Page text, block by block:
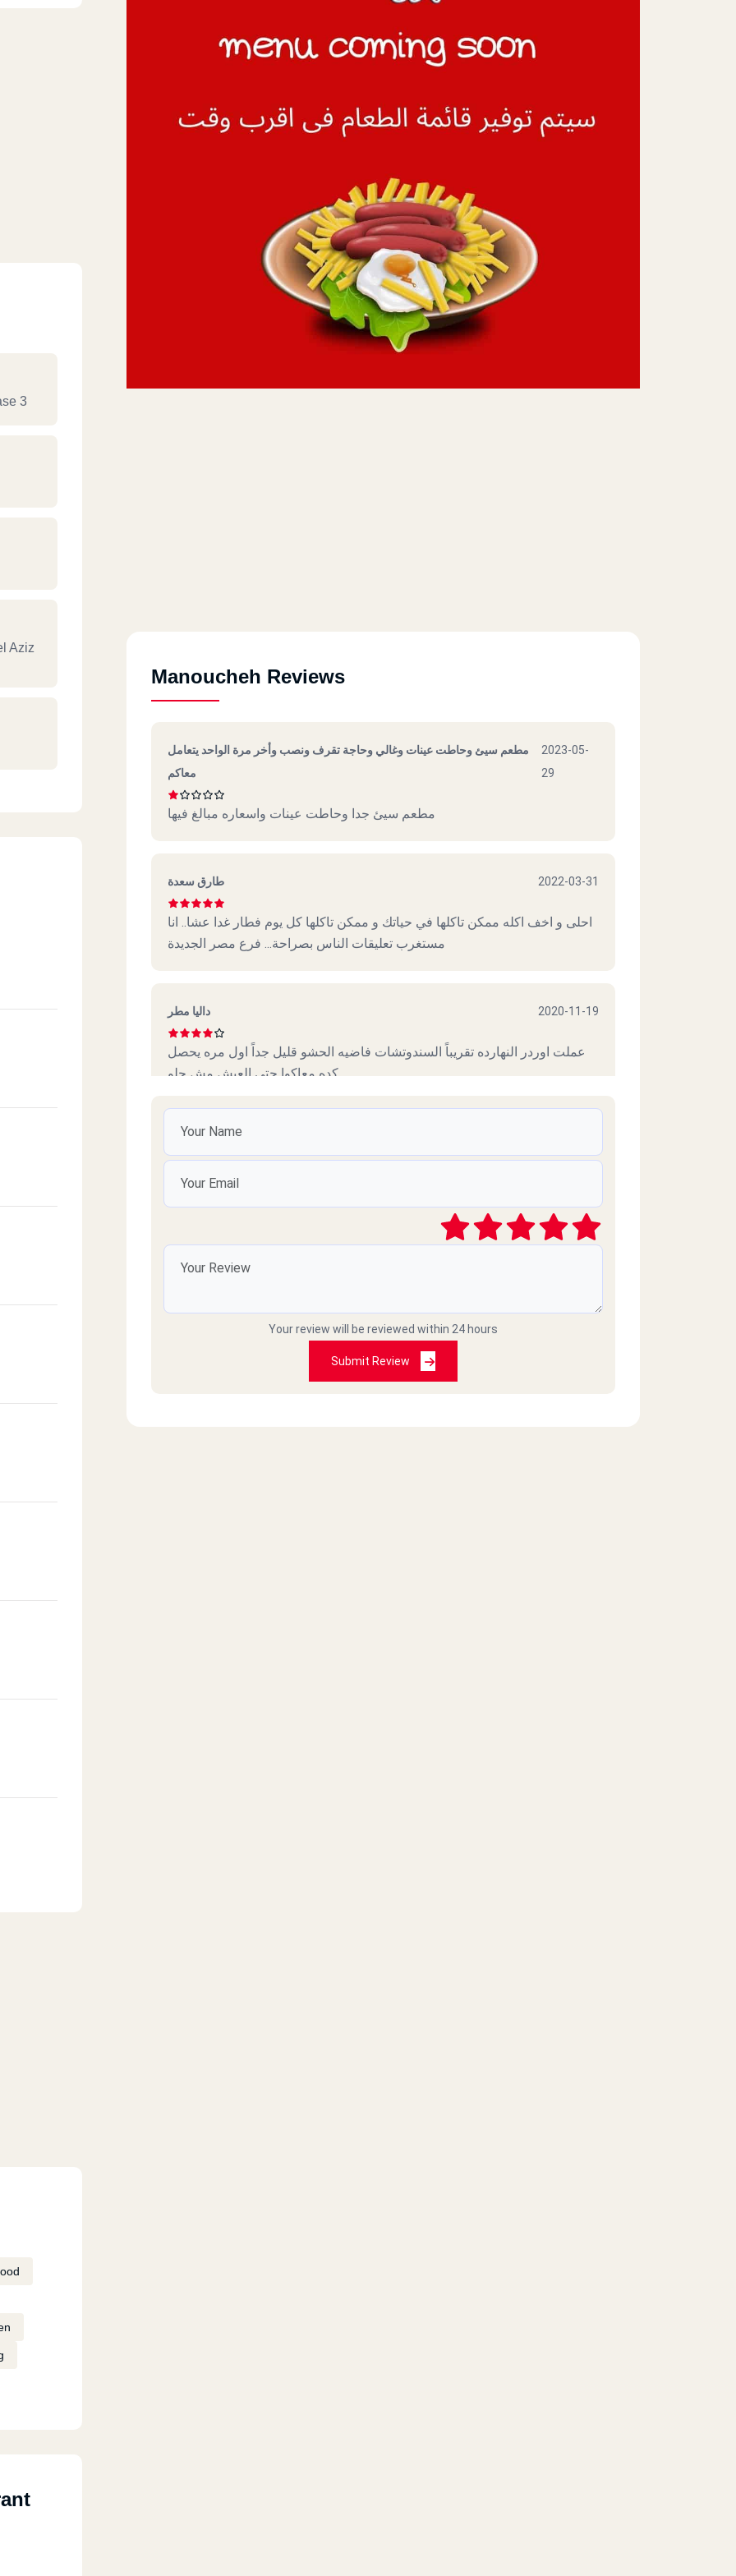
3
Aziz
Manoucheh Reviews
مطعم سيئ وحاطت عينات وغالي وحاجة تقرف ونصب وأخر مرة الواحد يتعامل
معاكم
2023-05-
29
مطعم سيئ جدا وحاطت عينات واسعاره مبالغ فيها
طارق سعدة 2022-03-31
احلى و اخف اكله ممكن تاكلها في حياتك و ممكن تاكلها كل يوم فطار غدا عشا.. انا
مستغرب تعليقات الناس بصراحة... فرع مصر الجديدة
داليا مطر 2020-11-19
عملت اوردر النهارده تقريباً السندوتشات فاضيه الحشو قليل جداً اول مره يحصل
كده معاكوا حتي العيش مش حلو
اتمني تردوا علي التليفونات الكتير اللي انتوا حاطينها ، يعني لما انتوا مش بتردوا
حاطين تليفونات ليه
Your review will be reviewed within 24 hours
Submit Review